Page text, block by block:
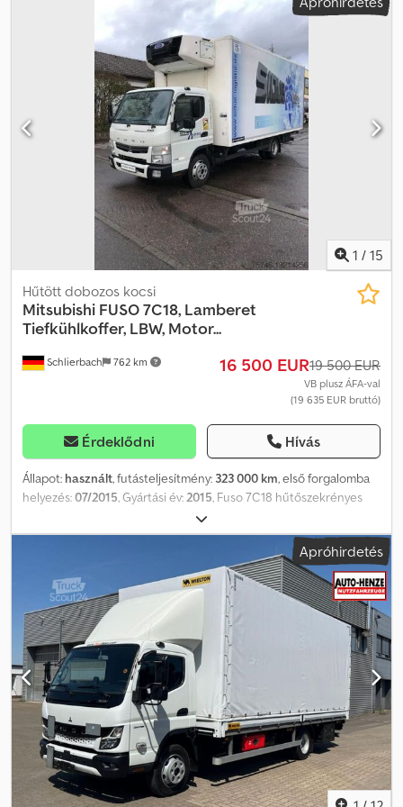
hogy aztán más ügyfeleknek is ajánlhassa cégünket. Felhívjuk Önt,
hogy lépjen kapcsolatba velünk, és vegye igénybe
szolgáltatásainkat. Targoncára van szüksége? Vegye fel velünk a
1 / 15
Schlierbach 762 km
Hűtött dobozos kocsi
Mitsubishi FUSO 7C18, Lamberet
Tiefkühlkoffer, LBW, Motor...
16 500 EUR19 500 EUR
VB plusz ÁFA-val
(19 635 EUR bruttó)
Érdeklődni Hívás
Állapot: használt, futásteljesítmény: 323 000 km, első forgalomba
helyezés:07/2015, Gyártási év:2015, Fuso 7C18 hűtőszekrényes
teherautó Carrier Supra 750 hűtőegységgel, Lamberet
felépítménnyel és LBW-vel • EURO 6 károsanyag-kibocsátási
norma • Sebességtartó automatika • laprugós/lengőrugós
felfüggesztés • Automata sebességváltó • ABS • ASR /
kikapcsolható • Légzsák • Klímaberendezés • Központi zár • Dupla
üléssor a társutasnak (3 személyes) • Elektromos ablakemelő •
Ködlámpa • Fényszórómagasság-állítás • Tolatókamera •
Gumiabroncs mérete: 205/75 R17.5 • 7.490 kg megengedett
össztömeg • Saját tömeg: 5.200 kg • Rakodóképesség: 2.300 kg!
LAMBERET hűtőszekrényes felépítmény: • 12 raklaphely • Puha fal,
3 részes; hosszában mozgatható • Hőszigetelő függöny • Hátsó
portálajtók • Jobb oldali oldalajtó • Alumínium védelemcsíkok,
jobbra és balra, alul • Kétoldali rögzítősínek, jobbra és balra • Padló:
alumínium bordázott lemez • Felépítmény belső méretei: 5.200 x
2.470 x 2.450 mm Crodpfx Ajwmn Sujb Uef • Dhollandia DLHM 10
rakodólap, álló CARRIER Supra 750 hűtőegység: • Dízel /
Apróhirdetés